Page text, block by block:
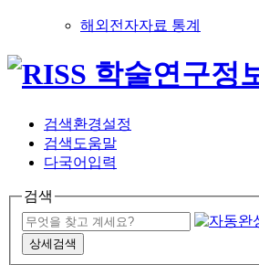
해외전자자료 통계
검색환경설정
검색도움말
다국어입력
검색
상세검색